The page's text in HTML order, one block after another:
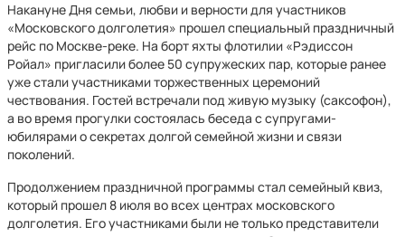
Накануне Дня семьи, любви и верности для участников
«Московского долголетия» прошел специальный праздничный
рейс по Москве-реке. На борт яхты флотилии «Рэдиссон
Ройал» пригласили более 50 супружеских пар, которые ранее
уже стали участниками торжественных церемоний
чествования. Гостей встречали под живую музыку (саксофон),
а во время прогулки состоялась беседа с супругами-
юбилярами о секретах долгой семейной жизни и связи
поколений.
Продолжением праздничной программы стал семейный квиз,
который прошел 8 июля во всех центрах московского
долголетия. Его участниками были не только представители